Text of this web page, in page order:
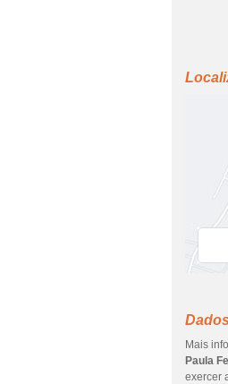
Mais
Paula
exercer